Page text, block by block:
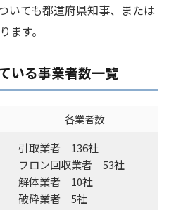
いても都道府県知事、または
ます。
いる事業者数一覧
各業者数
引取業者 136社
フロン回収業者 53社
解体業者 10社
破砕業者 5社